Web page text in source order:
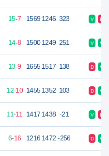
15-7 1569 1246 323 V D
14-8 1500 1249 251 V V
13-9 1655 1517 138 D V
12-10 1455 1352 103 D V
11-11 1417 1438 -21 V D
6-16 1216 1472 -256 D V